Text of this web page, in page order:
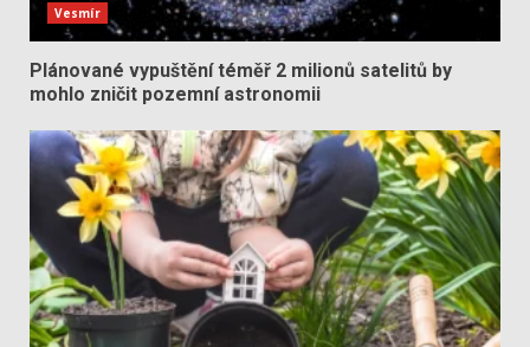
Vesmír
Plánované vypuštění téměř 2 milionů satelitů by
mohlo zničit pozemní astronomii